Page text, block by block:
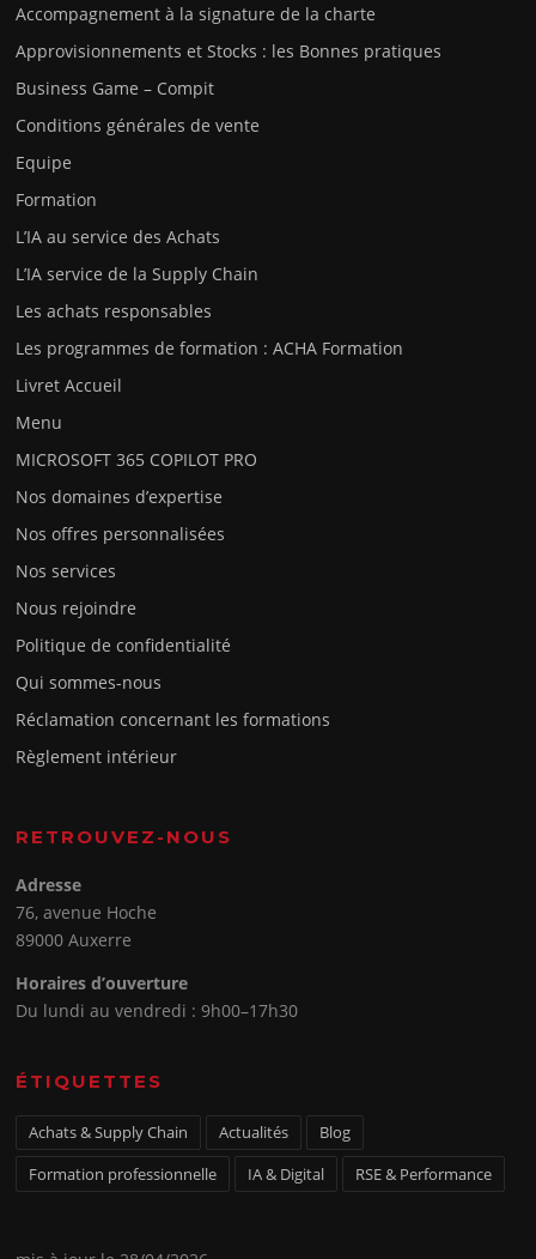
Accompagnement à la signature de la charte
Approvisionnements et Stocks : les Bonnes pratiques
Business Game – Compit
Conditions générales de vente
Equipe
Formation
L’IA au service des Achats
L’IA service de la Supply Chain
Les achats responsables
Les programmes de formation : ACHA Formation
Livret Accueil
Menu
MICROSOFT 365 COPILOT PRO
Nos domaines d’expertise
Nos offres personnalisées
Nos services
Nous rejoindre
Politique de confidentialité
Qui sommes-nous
Réclamation concernant les formations
Règlement intérieur
RETROUVEZ-NOUS
Adresse
76, avenue Hoche
89000 Auxerre
Horaires d’ouverture
Du lundi au vendredi : 9h00–17h30
ÉTIQUETTES
Achats & Supply Chain Actualités
Blog
Formation professionnelle
IA & Digital RSE & Performance